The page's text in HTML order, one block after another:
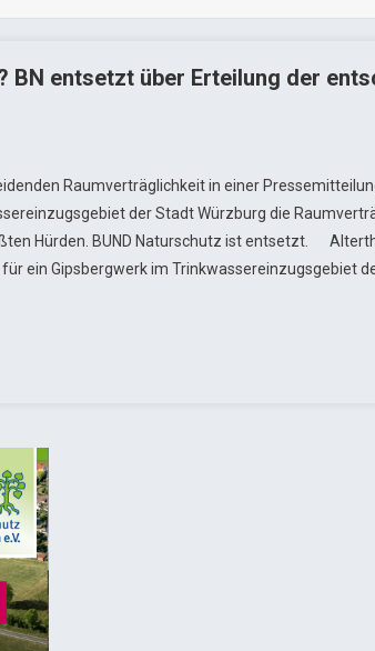
entsetzt über Erteilung der
Raumverträglichkeit in einer
der Stadt Würzburg die
Hürden. BUND Naturschutz ist entsetzt.
ein Gipsbergwerk im Trinkwassereinzugsgebiet